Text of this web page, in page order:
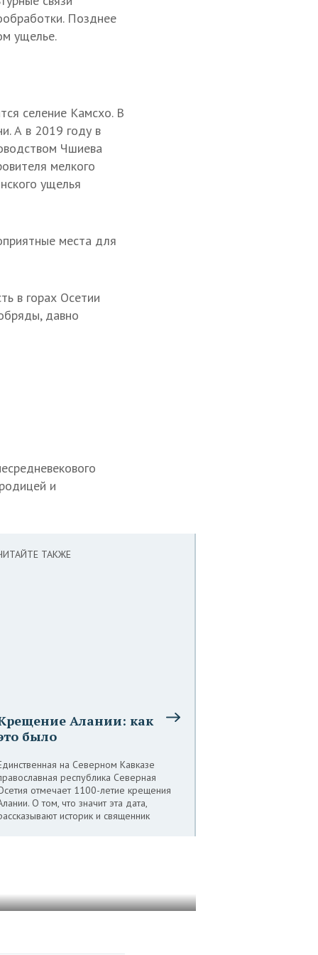
Позднее
ущелье.
селение Камсхо. В
А в 2019 году в
Чшиева
мелкого
ущелья
места для
в горах Осетии
давно
и
ТАКЖЕ
Алании: как
было
на Северном Кавказе
республика Северная
отмечает 1100-летие крещения
О том, что значит эта дата,
историк и священник